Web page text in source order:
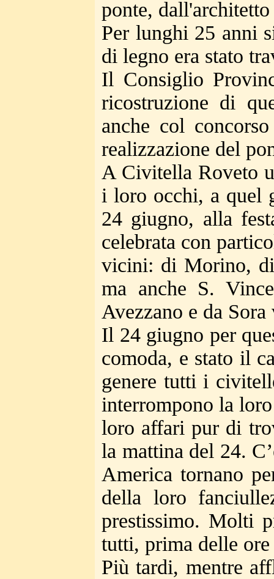
ponte,
Per lunghi 25 anni
di legno era stato
Il Consiglio
ricostruzione di
anche col
realizzazione del
A Civitella Roveto
i loro occhi, a quel
24 giugno, alla
celebrata con
vicini: di Morino,
ma anche S.
Avezzano e da
Il 24 giugno per
comoda, e stato il
genere tutti i
interrompono la
loro affari pur di
la mattina del 24.
America tornano
della loro
prestissimo. Molti
tutti, prima delle
Più tardi, mentre